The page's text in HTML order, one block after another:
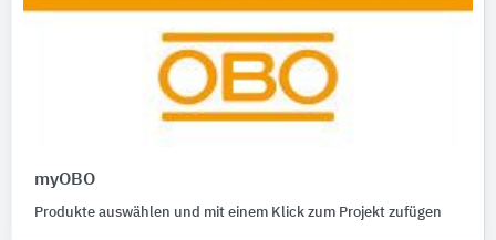
myOBO
Produkte auswählen und mit einem Klick zum Projekt zufügen